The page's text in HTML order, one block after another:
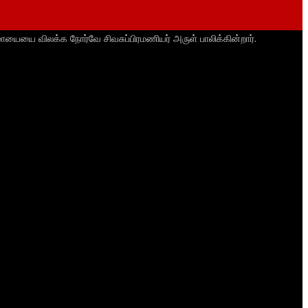
விலக்க நோர்வே சிவசுப்பிரமணியர் அருள் பாலிக்கின்றார்.